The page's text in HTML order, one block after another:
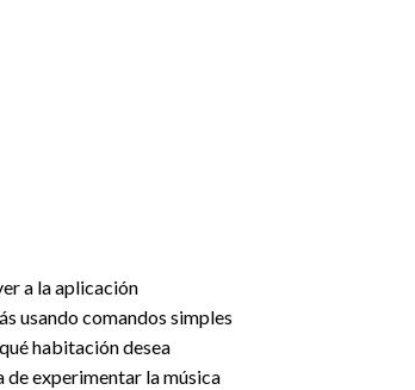
a la aplicación
usando comandos simples
habitación desea
experimentar la música